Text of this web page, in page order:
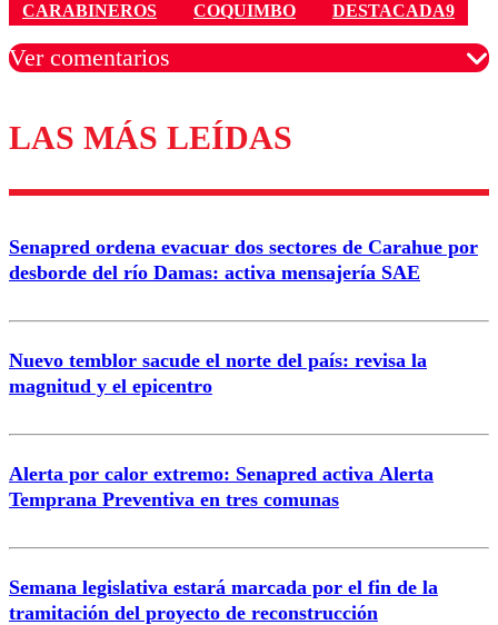
CARABINEROS COQUIMBO DESTACADA9
Ver comentarios
Los comentarios son moderados para garantizar un
diálogo respetuoso.
Nombre
Correo
LAS MÁS LEÍDAS
Senapred ordena evacuar dos sectores de Carahue por
desborde del río Damas: activa mensajería SAE
Nuevo temblor sacude el norte del país: revisa la
magnitud y el epicentro
Alerta por calor extremo: Senapred activa Alerta
Temprana Preventiva en tres comunas
Semana legislativa estará marcada por el fin de la
tramitación del proyecto de reconstrucción